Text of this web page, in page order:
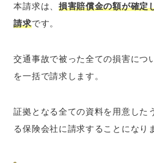
本請求は、 損害賠償金の額が確定
請求です。
交通事故で被った全ての損害につ
を一括で請求します。
証拠となる全ての資料を用意した
る保険会社に請求することになり